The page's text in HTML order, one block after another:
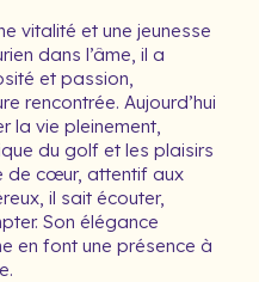
vitalité et une jeunesse
dans l’âme, il a
et passion,
rencontrée. Aujourd’hui
la vie pleinement,
du golf et les plaisirs
de cœur, attentif aux
il sait écouter,
Son élégance
en font une présence à